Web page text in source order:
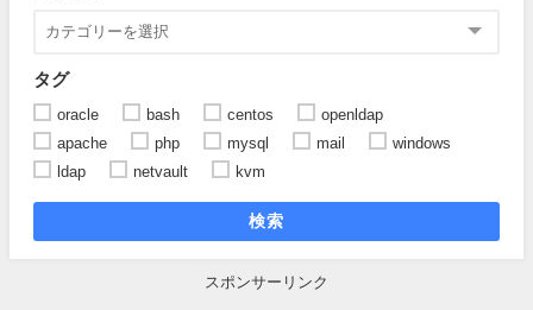
タグ
oracle bash centos
openldap
apache
php mysql mail
windows
ldap
netvault kvm
検索
スポンサーリンク